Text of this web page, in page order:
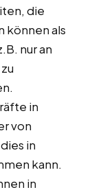
die
können als
nur an
in
von
in
kann.
in